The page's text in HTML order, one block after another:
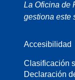
La Oficina de
gestiona este
Accesibilidad
Clasificación
Declaración